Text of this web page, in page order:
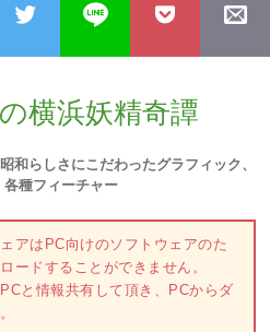
横浜妖精奇譚
和らしさにこだわったグラフィック、
各種フィーチャー
アはPC向けのソフトウェアのた
ードすることができません。
と情報共有して頂き、PCからダ